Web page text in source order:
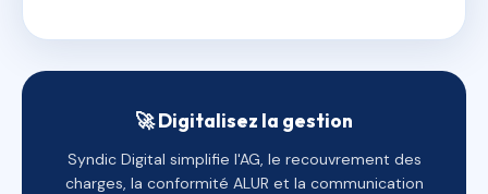
🚀 Digitalisez la gestion
Syndic Digital simplifie l'AG, le recouvrement des
charges, la conformité ALUR et la communication